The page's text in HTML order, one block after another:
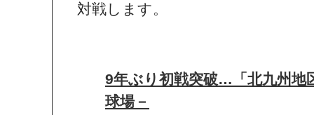
対戦します。
9年ぶり初戦突破…「北九州地
球場－